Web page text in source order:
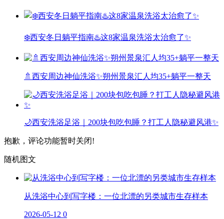
❄️西安冬日躺平指南♨️这8家温泉洗浴太治愈了✨
🚿西安周边神仙洗浴✨朔州景泉汇人均35+躺平一整天
🌙西安洗浴足浴｜200块包吃包睡？打工人隐秘避风港✨
抱歉，评论功能暂时关闭!
随机图文
从洗浴中心到写字楼：一位北漂的另类城市生存样本
2026-05-12 0